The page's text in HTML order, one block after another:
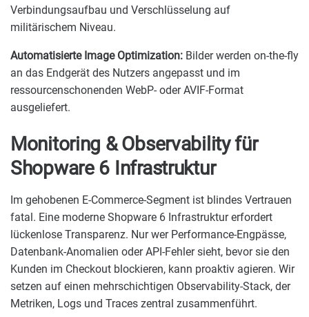
Verbindungsaufbau und Verschlüsselung auf
militärischem Niveau.
Automatisierte Image Optimization: Bilder werden on-the-fly
an das Endgerät des Nutzers angepasst und im
ressourcenschonenden WebP- oder AVIF-Format
ausgeliefert.
Monitoring & Observability für
Shopware 6 Infrastruktur
Im gehobenen E-Commerce-Segment ist blindes Vertrauen
fatal. Eine moderne Shopware 6 Infrastruktur erfordert
lückenlose Transparenz. Nur wer Performance-Engpässe,
Datenbank-Anomalien oder API-Fehler sieht, bevor sie den
Kunden im Checkout blockieren, kann proaktiv agieren. Wir
setzen auf einen mehrschichtigen Observability-Stack, der
Metriken, Logs und Traces zentral zusammenführt.